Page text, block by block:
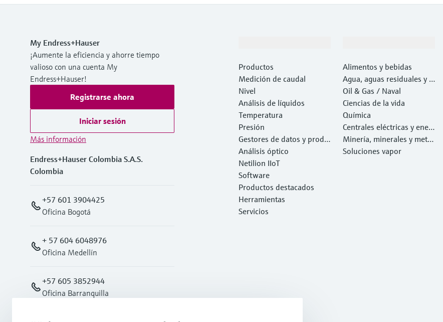
My Endress+Hauser
¡Aumente la eficiencia y ahorre tiempo
valioso con una cuenta My
Endress+Hauser!
Registrarse ahora
Iniciar sesión
Más información
Endress+Hauser Colombia S.A.S.
Colombia
+57 601 3904425
Oficina Bogotá
+ 57 604 6048976
Oficina Medellín
+57 605 3852944
Oficina Barranquilla
Productos
Medición de caudal
Nivel
Análisis de líquidos
Temperatura
Presión
Gestores de datos y produ
ctos de sistema
Análisis óptico
Netilion IIoT
Software
Productos destacados
Herramientas
Servicios
Alimentos y bebidas
Agua, aguas residuales y r
esiduos
Oil & Gas / Naval
Ciencias de la vida
Química
Centrales eléctricas y ener
gía
Minería, minerales y metal
es
Soluciones vapor